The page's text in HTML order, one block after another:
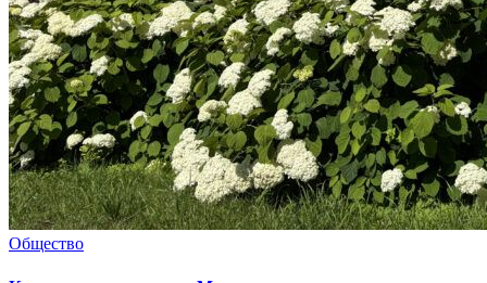
Общество